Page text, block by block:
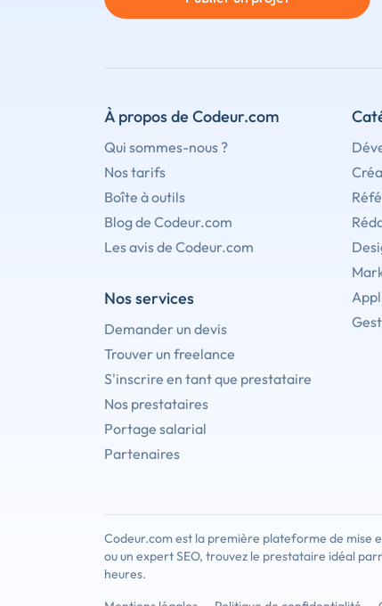
À propos de Codeur.com
Qui sommes-nous ?
Nos tarifs
Boîte à outils
Blog de Codeur.com
Les avis de Codeur.com
Nos services
Demander un devis
Trouver un freelance
S'inscrire en tant que prestataire
Nos prestataires
Portage salarial
Partenaires
Codeur.com est la première plateforme de mise
ou un expert SEO, trouvez le prestataire idéal
heures.